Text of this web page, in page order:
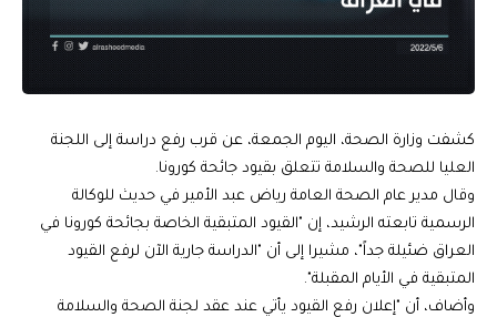
كشفت وزارة الصحة، اليوم الجمعة، عن قرب رفع دراسة إلى اللجنة
العليا للصحة والسلامة تتعلق بقيود جائحة كورونا.
وقال مدير عام الصحة العامة رياض عبد الأمير في حديث للوكالة
الرسمية تابعته الرشيد، إن "القيود المتبقية الخاصة بجائحة كورونا في
العراق ضئيلة جداً"، مشيرا إلى أن "الدراسة جارية الآن لرفع القيود
المتبقية في الأيام المقبلة".
وأضاف، أن "إعلان رفع القيود يأتي عند عقد لجنة الصحة والسلامة